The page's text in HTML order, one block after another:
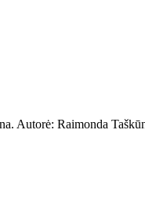
Autorė: Raimonda